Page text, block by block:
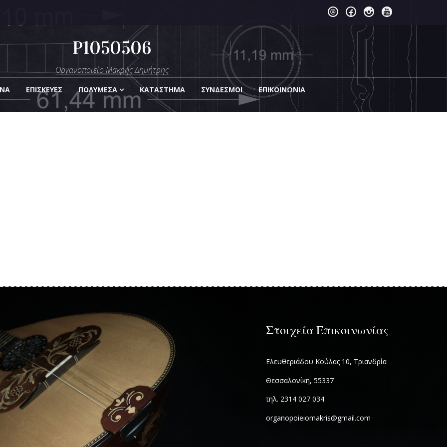
ΕΠΙΣΚΕΎΕΣ ΠΟΛΥΜΈΣΑ KΑΤΆΣΤΗΜΑ ΣΎΝΔΕΣΜΟΙ EΠΙΚΟΙΝΩΝΊΑ
P1050506
Οργανοποιείο Μακρής Δημήτρης
Στοιχεία Επικοινωνίας
Ελευθεριάδου Κούλας 10, Τριανδρία
Θεσσαλονίκη, 55337
τηλ. 2314 027 034
organopoieiomakris@gmail.com